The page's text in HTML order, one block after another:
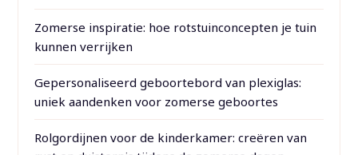
Zomerse inspiratie: hoe rotstuinconcepten je tuin
kunnen verrijken
Gepersonaliseerd geboortebord van plexiglas:
uniek aandenken voor zomerse geboortes
Rolgordijnen voor de kinderkamer: creëren van